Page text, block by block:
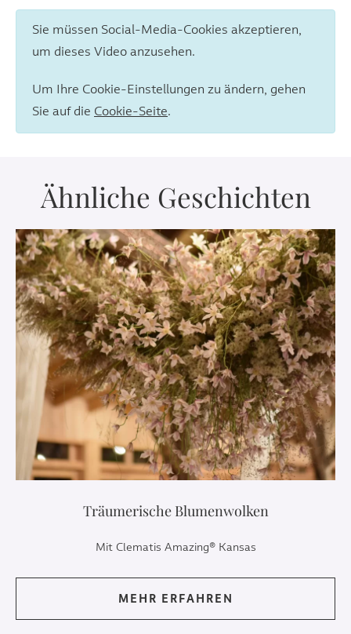
Sie müssen Social-Media-Cookies akzeptieren,
um dieses Video anzusehen.
Um Ihre Cookie-Einstellungen zu ändern, gehen
Sie auf die Cookie-Seite.
Ähnliche Geschichten
Träumerische Blumenwolken
Mit Clematis Amazing® Kansas
MEHR ERFAHREN